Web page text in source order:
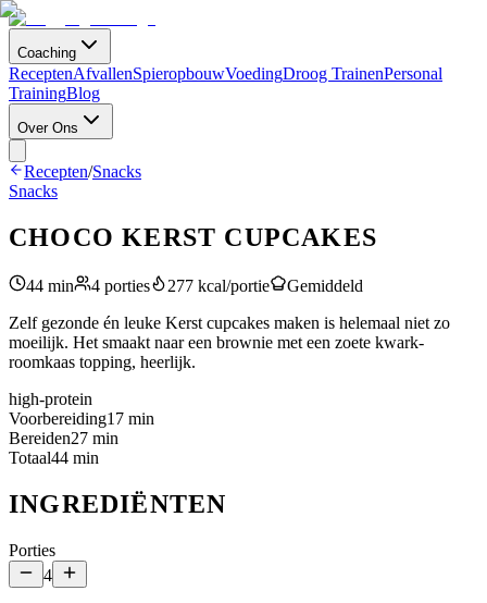
Coaching
ReceptenAfvallenSpieropbouwVoedingDroog TrainenPersonal
TrainingBlog
Over Ons
Recepten/Snacks
Snacks
CHOCO KERST CUPCAKES
44 min 4 porties 277 kcal/portie
Gemiddeld
Zelf gezonde én leuke Kerst cupcakes maken is helemaal niet zo
moeilijk. Het smaakt naar een brownie met een zoete kwark-
roomkaas topping, heerlijk.
high-protein
Voorbereiding17 min
Bereiden27 min
Totaal44 min
INGREDIËNTEN
Porties
4